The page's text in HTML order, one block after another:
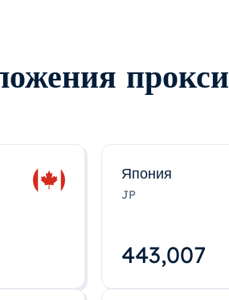
прокси
Япония
JP
443,008